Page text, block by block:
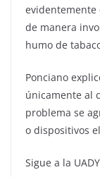
evidentemente
de manera
humo de
Ponciano
únicamente al
problema se
o dispositivos
Sigue a la